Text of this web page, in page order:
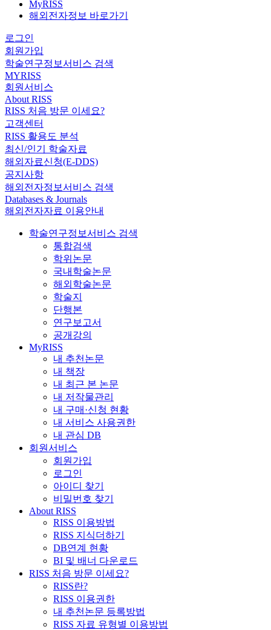
MyRISS
해외전자정보 바로가기
로그인
회원가입
학술연구정보서비스 검색
MYRISS
회원서비스
About RISS
RISS 처음 방문 이세요?
고객센터
RISS 활용도 분석
최신/인기 학술자료
해외자료신청(E-DDS)
공지사항
해외전자정보서비스 검색
Databases & Journals
해외전자자료 이용안내
학술연구정보서비스 검색
통합검색
학위논문
국내학술논문
해외학술논문
학술지
단행본
연구보고서
공개강의
MyRISS
내 추천논문
내 책장
내 최근 본 논문
내 저작물관리
내 구매·신청 현황
내 서비스 사용권한
내 관심 DB
회원서비스
회원가입
로그인
아이디 찾기
비밀번호 찾기
About RISS
RISS 이용방법
RISS 지식더하기
DB연계 현황
BI 및 배너 다운로드
RISS 처음 방문 이세요?
RISS란?
RISS 이용권한
내 추천논문 등록방법
RISS 자료 유형별 이용방법